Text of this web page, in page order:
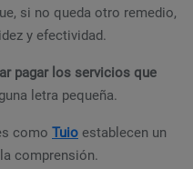
si no queda otro remedio,
y efectividad.
pagar los servicios que
letra pequeña.
como Tuio establecen un
comprensión.